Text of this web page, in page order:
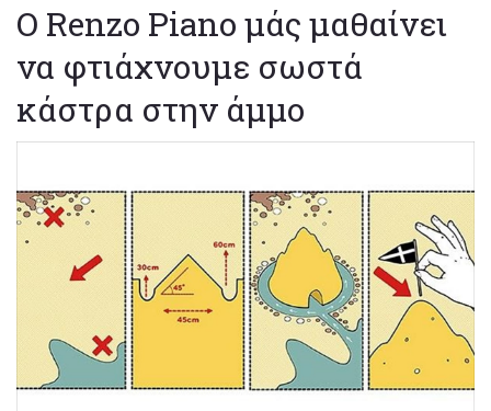
O Renzo Piano μάς μαθαίνει
να φτιάχνουμε σωστά
κάστρα στην άμμο